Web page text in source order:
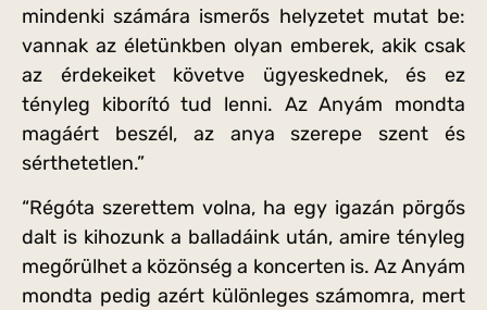
mindenki számára ismerős helyzetet mutat be:
vannak az életünkben olyan emberek, akik csak
az érdekeiket követve ügyeskednek, és ez
tényleg kiborító tud lenni. Az Anyám mondta
magáért beszél, az anya szerepe szent és
sérthetetlen.”
“Régóta szerettem volna, ha egy igazán pörgős
dalt is kihozunk a balladáink után, amire tényleg
megőrülhet a közönség a koncerten is. Az Anyám
mondta pedig azért különleges számomra, mert